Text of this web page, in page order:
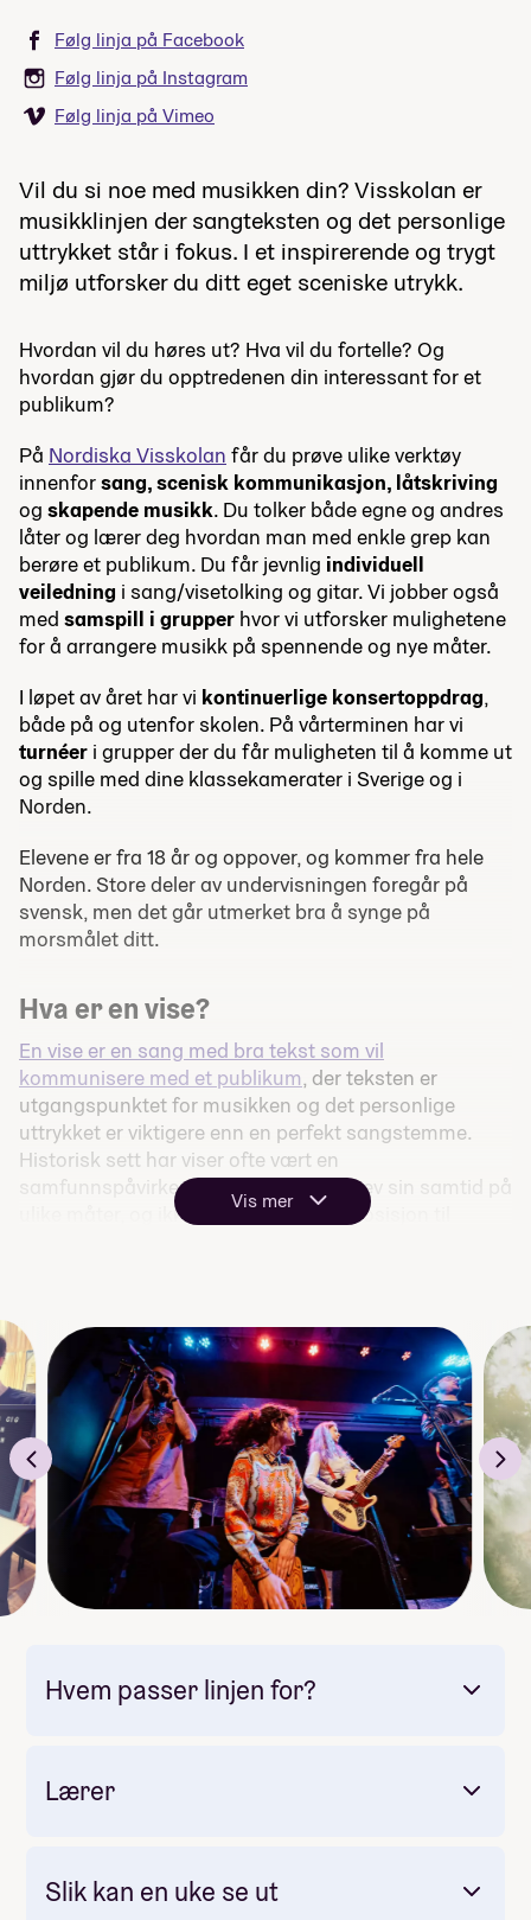
Følg linja på Facebook
Følg linja på Instagram
Følg linja på Vimeo
Vil du si noe med musikken din? Visskolan er
musikklinjen der sangteksten og det personlige
uttrykket står i fokus. I et inspirerende og trygt
miljø utforsker du ditt eget sceniske utrykk.
Hvordan vil du høres ut? Hva vil du fortelle? Og
hvordan gjør du opptredenen din interessant for et
publikum?
På Nordiska Visskolan får du prøve ulike verktøy
innenforsang, scenisk kommunikasjon, låtskriving
og skapende musikk. Du tolker både egne og andres
låter og lærer deg hvordan man med enkle grep kan
berøre et publikum. Du får jevnlig individuell
veiledning i sang/visetolking og gitar. Vi jobber også
med samspill i grupper hvor vi utforsker mulighetene
for å arrangere musikk på spennende og nye måter.
I løpet av året har vi kontinuerlige konsertoppdrag,
både på og utenfor skolen. På vårterminen har vi
turnéer i grupper der du får muligheten til å komme ut
og spille med dine klassekamerater i Sverige og i
Norden.
Elevene er fra 18 år og oppover, og kommer fra hele
Norden. Store deler av undervisningen foregår på
svensk, men det går utmerket bra å synge på
morsmålet ditt.
Hva er en vise?
En vise er en sang med bra tekst som vil
kommunisere med et publikum, der teksten er
utgangspunktet for musikken og det personlige
uttrykket er viktigere enn en perfekt sangstemme.
Historisk sett har viser ofte vært en
samfunnspåvirkende kraft som beskrev sin samtid på
ulike måter, og ikke sjelden stått i opposisjon til
musikalske påvirkninger, ønsker Visskolan å gi deg
muligheten til å utvikle
ditt musikkskap og ditt
scenekunstneri.
Obs: Obligatorisk enkel opptaksprøve – les mer
Vis mer
Hvem passer linjen for?
Lærer
Slik kan en uke se ut